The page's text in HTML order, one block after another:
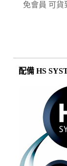
免會員 可
配備 HS